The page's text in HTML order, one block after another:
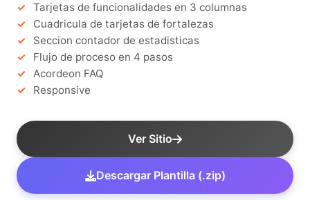
Tarjetas de funcionalidades en 3 columnas
Cuadricula de tarjetas de fortalezas
Seccion contador de estadisticas
Flujo de proceso en 4 pasos
Acordeon FAQ
Responsive
Ver Sitio
Descargar Plantilla (.zip)